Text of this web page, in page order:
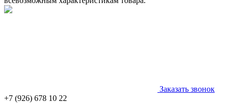
Заказать звонок
+7 (926) 678 10 22